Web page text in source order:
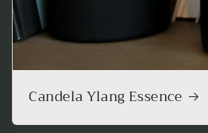
Candela Ylang Essence